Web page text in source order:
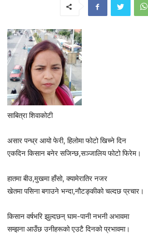
साबित्रा शिवाकोटी
असार पन्ध्र आयो फेरी, हिलोमा फोटो खिच्ने दिन
एकदिन किसान बनेर सजिन्छ,सञ्जालिय फोटो फिरेम।
हातमा बीउ,मुखमा हाँसो, क्यामेरातिर नजर
खेतमा पसिना बगाउने भन्दा,नौटङ्कीको चल्दछ प्रचार।
किसान वर्षभरि झुल्दछन् घाम-पानी नभनी अभावमा
सम्झना आउँछ उनीहरूको एउटै दिनको प्रभावमा।